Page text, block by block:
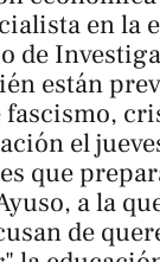
en la
de
están
fascismo,
el
que
a la
de